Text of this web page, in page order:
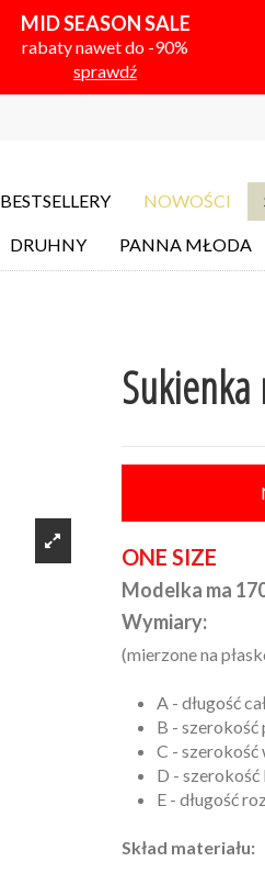
MID SEASON SALE
rabaty nawet do -90%
sprawdź
BESTSELLERY NOWOŚCI
DRUHNY PANNA MŁODA
Sukienka
ONE SIZE
Modelka ma
Wymiary:
(mierzone na
A - długość
B - szerokość
C - szerokość
D - szerokość
E - długość
Skład materiału: